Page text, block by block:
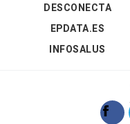
DESCONECTA
EPDATA.ES
INFOSALUS